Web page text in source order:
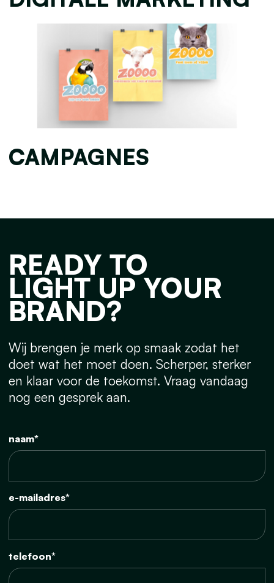
CAMPAGNES
READY TO
LIGHT UP YOUR
BRAND?
Wij brengen je merk op smaak zodat het
doet wat het moet doen. Scherper, sterker
en klaar voor de toekomst. Vraag vandaag
nog een gesprek aan.
naam*
e-mailadres*
telefoon*